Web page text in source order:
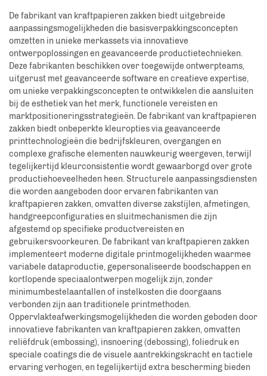
De fabrikant van kraftpapieren zakken biedt uitgebreide
aanpassingsmogelijkheden die basisverpakkingsconcepten
omzetten in unieke merkassets via innovatieve
ontwerpoplossingen en geavanceerde productietechnieken.
Deze fabrikanten beschikken over toegewijde ontwerpteams,
uitgerust met geavanceerde software en creatieve expertise,
om unieke verpakkingsconcepten te ontwikkelen die aansluiten
bij de esthetiek van het merk, functionele vereisten en
marktpositioneringsstrategieën. De fabrikant van kraftpapieren
zakken biedt onbeperkte kleuropties via geavanceerde
printtechnologieën die bedrijfskleuren, overgangen en
complexe grafische elementen nauwkeurig weergeven, terwijl
tegelijkertijd kleurconsistentie wordt gewaarborgd over grote
productiehoeveelheden heen. Structurele aanpassingsdiensten
die worden aangeboden door ervaren fabrikanten van
kraftpapieren zakken, omvatten diverse zakstijlen, afmetingen,
handgreepconfiguraties en sluitmechanismen die zijn
afgestemd op specifieke productvereisten en
gebruikersvoorkeuren. De fabrikant van kraftpapieren zakken
implementeert moderne digitale printmogelijkheden waarmee
variabele dataproductie, gepersonaliseerde boodschappen en
kortlopende speciaalontwerpen mogelijk zijn, zonder
minimumbestelaantallen of instelkosten die doorgaans
verbonden zijn aan traditionele printmethoden.
Oppervlakteafwerkingsmogelijkheden die worden geboden door
innovatieve fabrikanten van kraftpapieren zakken, omvatten
reliëfdruk (embossing), insnoering (debossing), foliedruk en
speciale coatings die de visuele aantrekkingskracht en tactiele
ervaring verhogen, en tegelijkertijd extra bescherming bieden